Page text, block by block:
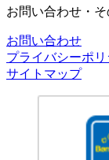
お問い合わせ・
お問い合わせ
プライバシーポ
サイトマップ